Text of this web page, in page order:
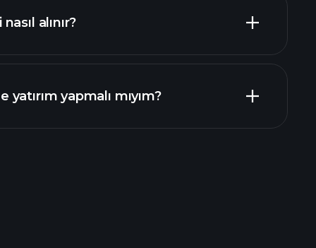
mali raporlar
alınır?
yatırım yapmalı mıyım?